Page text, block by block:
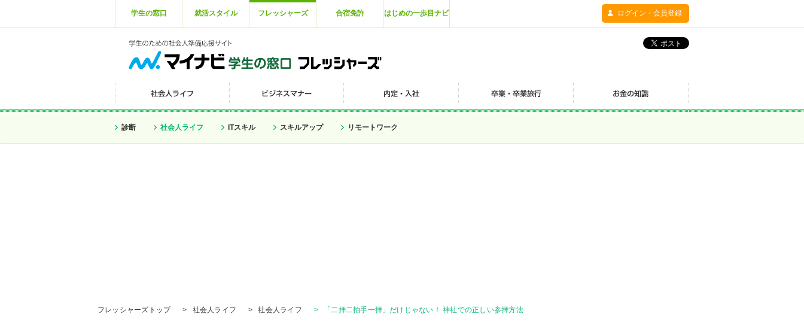
学生の窓口 就活スタイル フレッシャーズ 合宿免許 はじめの一歩目ナビ ログイン・会員登録
診断 社会人ライフ ITスキル スキルアップ リモートワーク
フレッシャーズトップ > 社会人ライフ > 社会人ライフ > 「二拝二拍手一拝」だけじゃない！ 神社での正しい参拝方法